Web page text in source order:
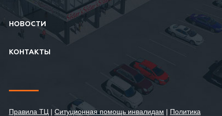
НОВОСТИ
КОНТАКТЫ
Правила ТЦ | Ситуционная помощь инвалидам | Политика